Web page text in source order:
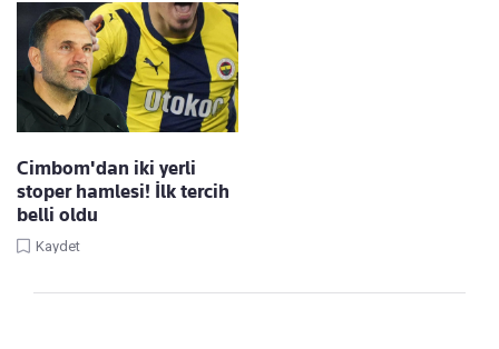
Cimbom'dan iki yerli
stoper hamlesi! İlk tercih
belli oldu
Kaydet